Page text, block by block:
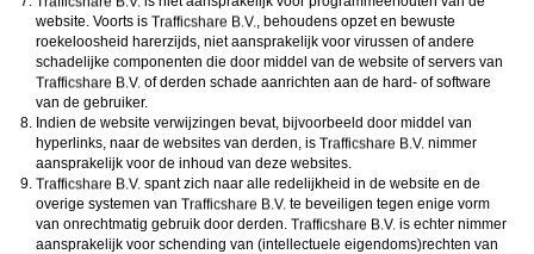
website. Voorts is
, behoudens opzet en bewuste
roekeloosheid harerzijds, niet aansprakelijk voor virussen of andere
schadelijke componenten die door middel van de website of servers van
of derden schade aanrichten aan de hard- of software
van de gebruiker.
Indien de website verwijzingen bevat, bijvoorbeeld door middel van
hyperlinks, naar de websites van derden, is
nimmer
aansprakelijk voor de inhoud van deze websites.
spant zich naar alle redelijkheid in de website en de
overige systemen van
te beveiligen tegen enige vorm
van onrechtmatig gebruik door derden.
is echter nimmer
aansprakelijk voor schending van (intellectuele eigendoms)rechten van